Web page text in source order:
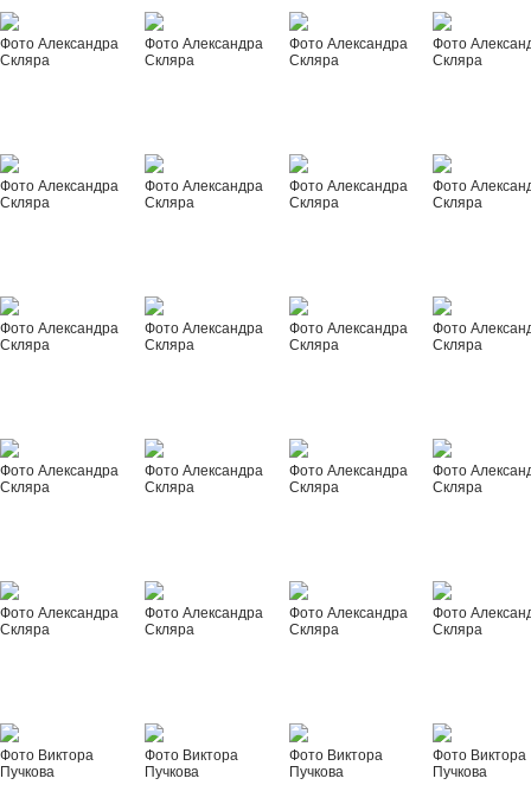
Фото Александра
Скляра
Фото Александра
Скляра
Фото Александра
Скляра
Фото
Скляра
Фото Александра
Скляра
Фото Александра
Скляра
Фото Александра
Скляра
Фото
Скляра
Фото Александра
Скляра
Фото Александра
Скляра
Фото Александра
Скляра
Фото
Скляра
Фото Александра
Скляра
Фото Александра
Скляра
Фото Александра
Скляра
Фото
Скляра
Фото Александра
Скляра
Фото Александра
Скляра
Фото Александра
Скляра
Фото
Скляра
Фото Виктора
Пучкова
Фото Виктора
Пучкова
Фото Виктора
Пучкова
Фото Виктора
Пучкова